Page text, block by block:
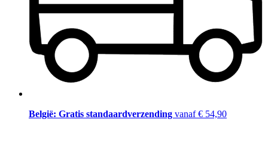
België: Gratis standaardverzending vanaf € 54,90